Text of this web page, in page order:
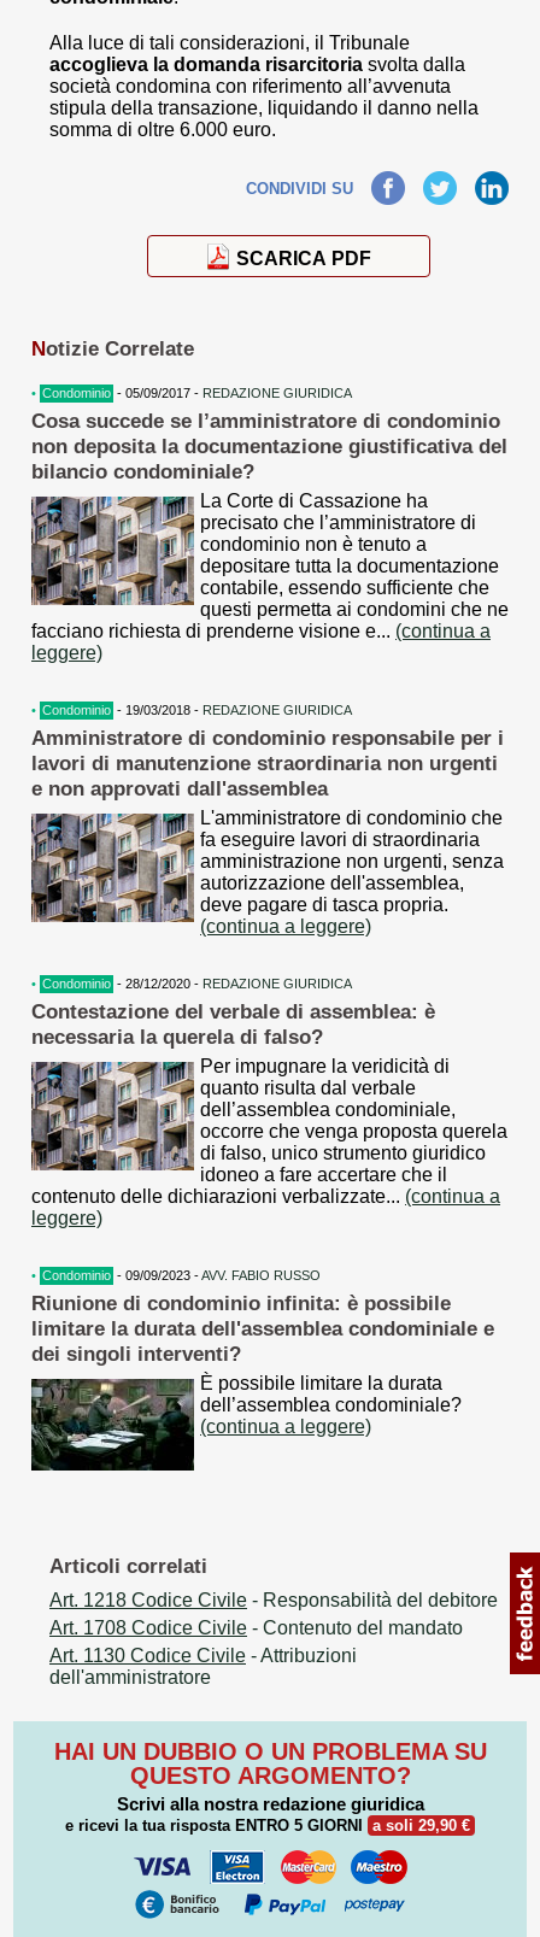
Alla luce di tali considerazioni, il Tribunale
accoglieva la domanda risarcitoria svolta dalla
società condomina con riferimento all’avvenuta
stipula della transazione, liquidando il danno nella
somma di oltre 6.000 euro.
CONDIVIDI SUFacebook TwitterLinkedIn
SCARICA PDF
Notizie Correlate
• Condominio - 05/09/2017 - REDAZIONE GIURIDICA
Cosa succede se l’amministratore di condominio
non deposita la documentazione giustificativa del
bilancio condominiale?
La Corte di Cassazione ha
precisato che l’amministratore di
condominio non è tenuto a
depositare tutta la documentazione
contabile, essendo sufficiente che
questi permetta ai condomini che ne
facciano richiesta di prenderne visione e... (continua a
leggere)
• Condominio - 19/03/2018 - REDAZIONE GIURIDICA
Amministratore di condominio responsabile per i
lavori di manutenzione straordinaria non urgenti
e non approvati dall'assemblea
L'amministratore di condominio che
fa eseguire lavori di straordinaria
amministrazione non urgenti, senza
autorizzazione dell'assemblea,
deve pagare di tasca propria.
(continua a leggere)
• Condominio - 28/12/2020 - REDAZIONE GIURIDICA
Contestazione del verbale di assemblea: è
necessaria la querela di falso?
Per impugnare la veridicità di
quanto risulta dal verbale
dell’assemblea condominiale,
occorre che venga proposta querela
di falso, unico strumento giuridico
idoneo a fare accertare che il
contenuto delle dichiarazioni verbalizzate... (continua a
leggere)
• Condominio - 09/09/2023 -AVV. FABIO RUSSO
Riunione di condominio infinita: è possibile
limitare la durata dell'assemblea condominiale e
dei singoli interventi?
È possibile limitare la durata
dell’assemblea condominiale?
(continua a leggere)
Articoli correlati
Art. 1218 Codice Civile - Responsabilità del debitore
Art. 1708 Codice Civile - Contenuto del mandato
Art. 1130 Codice Civile - Attribuzioni
dell'amministratore
HAI UN DUBBIO O UN PROBLEMA SU
QUESTO ARGOMENTO?
Scrivi alla nostra redazione giuridica
e ricevi la tua risposta ENTRO 5 GIORNI a soli 29,90 €